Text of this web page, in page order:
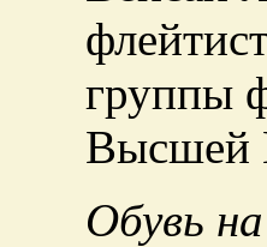
группы
Высшей
Обувь